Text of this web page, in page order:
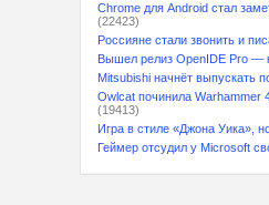
Chrome для Android стал
(22423)
Россияне стали звонить и
Вышел релиз OpenIDE Pro —
Mitsubishi начнёт выпускать
Owlcat починила Warhammer
(19413)
Игра в стиле «Джона Уика»,
Геймер отсудил у Microsoft